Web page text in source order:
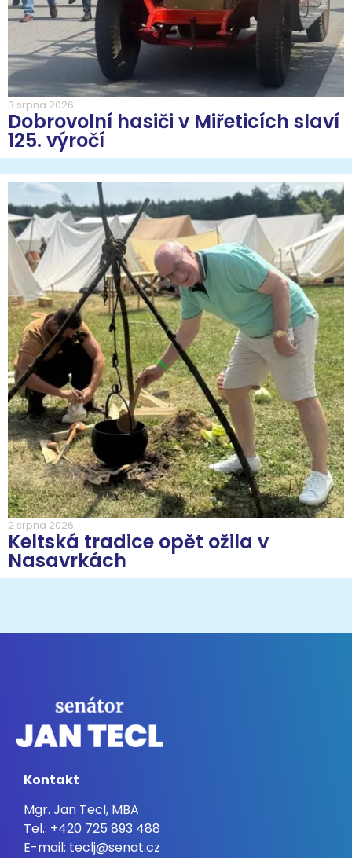
3 srpna 2026
Dobrovolní hasiči v Miřeticích slaví
125. výročí
2 srpna 2026
Keltská tradice opět ožila v
Nasavrkách
Kontakt
Mgr. Jan Tecl, MBA
Tel.: +420 725 893 488
E-mail: teclj@senat.cz